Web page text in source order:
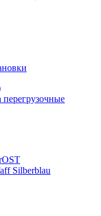
Silberblau